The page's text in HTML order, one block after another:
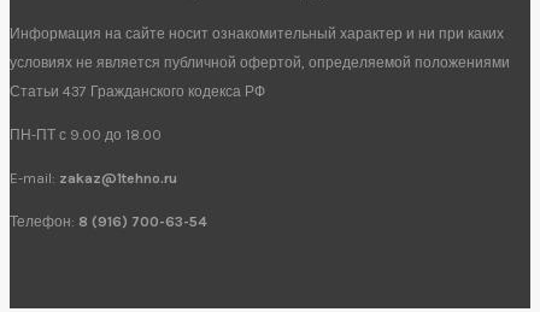
Информация на сайте носит ознакомительный характер и ни при каких
условиях не является публичной офертой, определяемой положениями
Статьи 437 Гражданского кодекса РФ
ПН-ПТ с 9.00 до 18.00
E-mail: zakaz@1tehno.ru
Телефон: 8 (916) 700-63-54